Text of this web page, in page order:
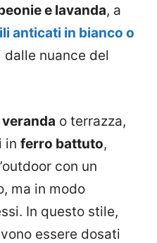
e lavanda, a
anticati in bianco o
dalle nuance del
o terrazza,
in ferro battuto,
con un
ma in modo
In questo stile,
essere dosati